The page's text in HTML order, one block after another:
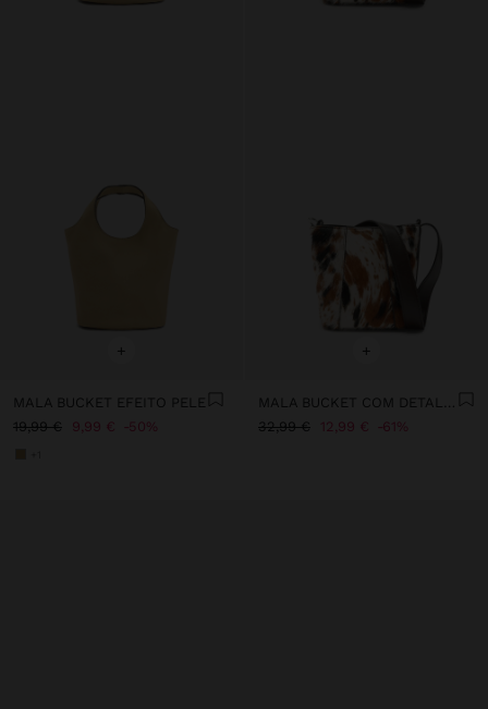
+
MALA BUCKET EFEITO PELE
19,99 €
9,99 € 50%
+
32,99 €
12,99 € 61%